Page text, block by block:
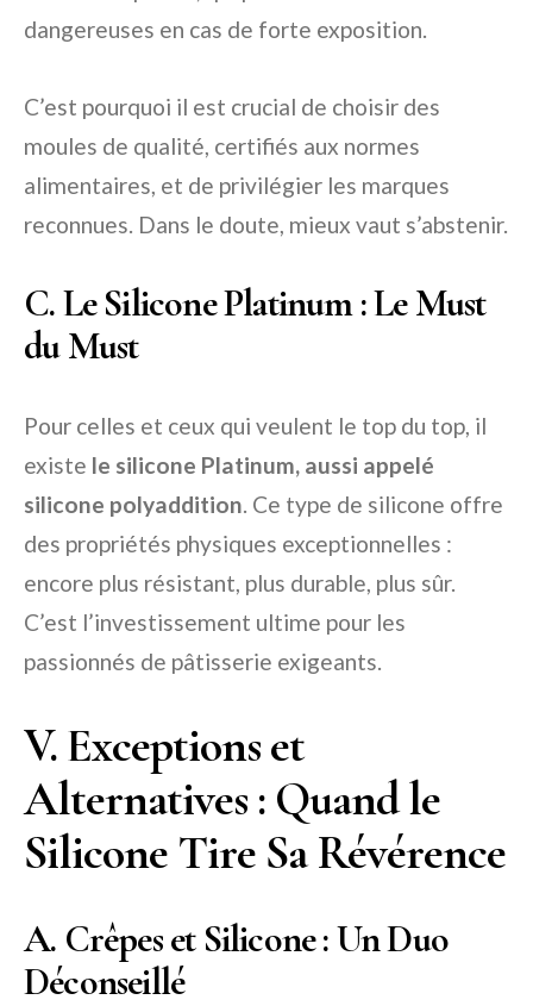
dangereuses en cas de forte exposition.
C’est pourquoi il est crucial de choisir des
moules de qualité, certifiés aux normes
alimentaires, et de privilégier les marques
reconnues. Dans le doute, mieux vaut s’abstenir.
C. Le Silicone Platinum : Le Must
du Must
Pour celles et ceux qui veulent le top du top, il
existe le silicone Platinum, aussi appelé
silicone polyaddition . Ce type de silicone offre
des propriétés physiques exceptionnelles :
encore plus résistant, plus durable, plus sûr.
C’est l’investissement ultime pour les
passionnés de pâtisserie exigeants.
V. Exceptions et
Alternatives : Quand le
Silicone Tire Sa Révérence
A. Crêpes et Silicone : Un Duo
Déconseillé